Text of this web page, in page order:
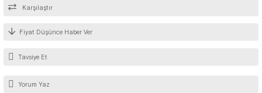
Karşılaştır
Fiyat Düşünce Haber Ver
Tavsiye Et
Yorum Yaz